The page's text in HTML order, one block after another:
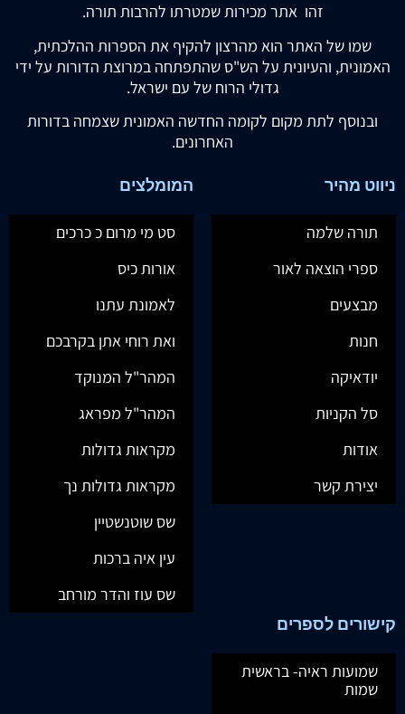
זהו אתר מכירות שמטרתו להרבות תורה.
שמו של האתר הוא מהרצון להקיף את הספרות ההלכתית,
האמונית, והעיונית על הש"ס שהתפתחה במרוצת הדורות על ידי
גדולי הרוח של עם ישראל.
ובנוסף לתת מקום לקומה החדשה האמונית שצמחה בדורות
האחרונים.
ניווט מהיר
תורה שלמה
ספרי הוצאה לאור
מבצעים
חנות
יודאיקה
סל הקניות
אודות
יצירת קשר
המומלצים
סט מי מרום כ כרכים
אורות כיס
לאמונת עתנו
ואת רוחי אתן בקרבכם
המהר"ל המנוקד
המהר"ל מפראג
מקראות גדולות
מקראות גדולות נך
שס שוטנשטיין
עין איה ברכות
שס עוז והדר מורחב
קישורים לספרים
שמועות ראיה- בראשית
שמות